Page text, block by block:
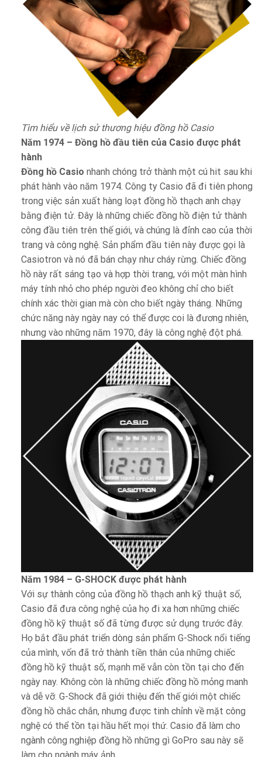
Tìm hiểu về lịch sử thương hiệu đồng hồ Casio
Năm 1974 – Đồng hồ đầu tiên của Casio được phát
hành
Đồng hồ Casio nhanh chóng trở thành một cú hit sau khi
phát hành vào năm 1974. Công ty Casio đã đi tiên phong
trong việc sản xuất hàng loạt đồng hồ thạch anh chạy
bằng điện tử. Đây là những chiếc đồng hồ điện tử thành
công đầu tiên trên thế giới, và chúng là đỉnh cao của thời
trang và công nghệ. Sản phẩm đầu tiên này được gọi là
Casiotron và nó đã bán chạy như cháy rừng. Chiếc đồng
hồ này rất sáng tạo và hợp thời trang, với một màn hình
máy tính nhỏ cho phép người đeo không chỉ cho biết
chính xác thời gian mà còn cho biết ngày tháng. Những
chức năng này ngày nay có thể được coi là đương nhiên,
nhưng vào những năm 1970, đây là công nghệ đột phá.
Năm 1984 – G-SHOCK được phát hành
Với sự thành công của đồng hồ thạch anh kỹ thuật số,
Casio đã đưa công nghệ của họ đi xa hơn những chiếc
đồng hồ kỹ thuật số đã từng được sử dụng trước đây.
Họ bắt đầu phát triển dòng sản phẩm G-Shock nổi tiếng
của mình, vốn đã trở thành tiền thân của những chiếc
đồng hồ kỹ thuật số, mạnh mẽ vẫn còn tồn tại cho đến
ngày nay. Không còn là những chiếc đồng hồ mỏng manh
và dễ vỡ. G-Shock đã giới thiệu đến thế giới một chiếc
đồng hồ chắc chắn, nhưng được tinh chỉnh về mặt công
nghệ có thể tồn tại hầu hết mọi thứ. Casio đã làm cho
ngành công nghiệp đồng hồ những gì GoPro sau này sẽ